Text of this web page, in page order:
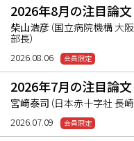
2026年8月の注目論文
柴山浩彦 （国立病院機構 大
部長）
2026.08.06
2026年7月の注目論文
宮﨑泰司 （日本赤十字社 長
2026.07.09